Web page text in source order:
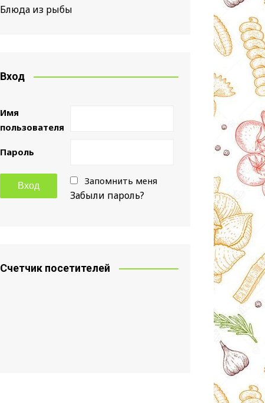
Блюда из рыбы
Вход
Имя
пользователя
Пароль
Запомнить меня
Забыли пароль?
Счетчик посетителей